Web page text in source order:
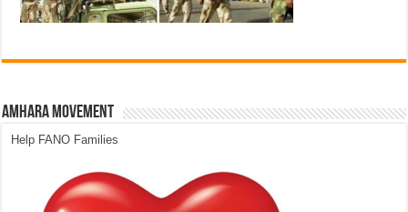
Amhara Movement
Help FANO Families